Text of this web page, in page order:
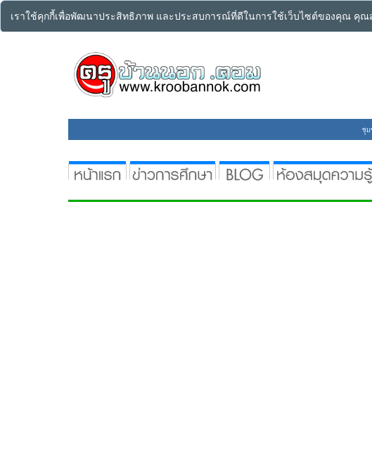
เราใช้คุกกี้เพื่อพัฒนาประสิทธิภาพ และประสบการณ์ที่ดีในการใช้เว็บไซต์ของคุณ คุณ
ชุม